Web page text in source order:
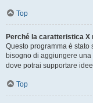
Top
Perché la caratteristica X
Questo programma è stato
bisogno di aggiungere una
dove potrai supportare
Top